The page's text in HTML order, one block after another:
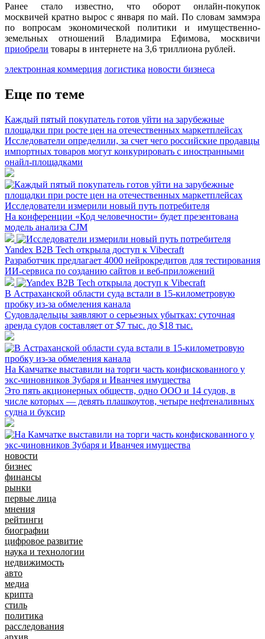
Ранее стало известно, что оборот онлайн-покупок
москвичей кратно вырос с января по май. По словам заммэра
по вопросам экономической политики и имущественно-
земельных отношений Владимира Ефимова, москвичи
приобрели товары в интернете на 3,6 триллиона рублей.
электронная коммерция логистика новости бизнеса
Еще по теме
Каждый пятый покупатель готов уйти на зарубежные
площадки при росте цен на отечественных маркетплейсах
Исследователи определили, за счет чего российские продавцы
импортных товаров могут конкурировать с иностранными
онайл-площадками
Исследователи измерили новый путь потребителя
На конференции «Код человечности» будет презентована
модель анализа CJM
Yandex B2B Tech открыла доступ к Vibecraft
Разработчик предлагает 4000 нейрокредитов для тестирования
ИИ-сервиса по созданию сайтов и веб-приложений
В Астраханской области суда встали в 15-километровую
пробку из-за обмеления канала
Судовладельцы заявляют о серьезных убытках: суточная
аренда судов составляет от $7 тыс. до $18 тыс.
На Камчатке выставили на торги часть конфискованного у
экс-чиновников Зубаря и Иванчея имущества
Это пять акционерных обществ, одно ООО и 14 судов, в
числе которых — девять плашкоутов, четыре нефтеналивных
судна и буксир
новости
бизнес
финансы
рынки
первые лица
мнения
рейтинги
биографии
цифровое развитие
наука и технологии
недвижимость
авто
медиа
крипта
стиль
политика
расследования
архив